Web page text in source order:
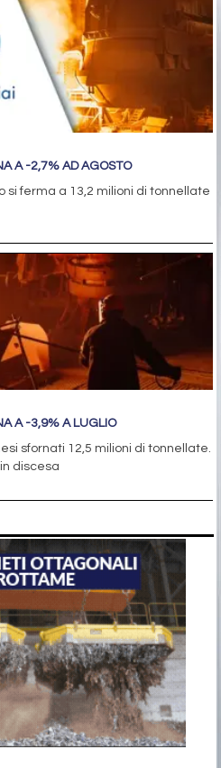
A -2,7% AD AGOSTO
si ferma a 13,2 milioni di tonnellate
A -3,9% A LUGLIO
sfornati 12,5 milioni di tonnellate.
discesa